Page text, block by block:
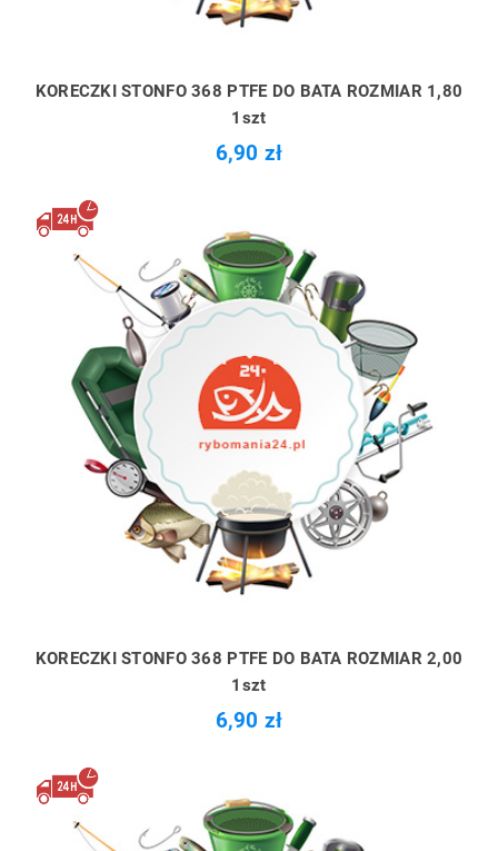
KORECZKI STONFO 368 PTFE DO BATA ROZMIAR 1,80
1szt
6,90 zł
KORECZKI STONFO 368 PTFE DO BATA ROZMIAR 2,00
1szt
6,90 zł